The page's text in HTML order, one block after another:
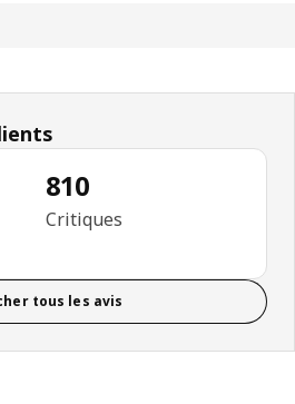
sur 5 étoiles. Nombre total d'avis: 810
810
Critiques
tous les avis